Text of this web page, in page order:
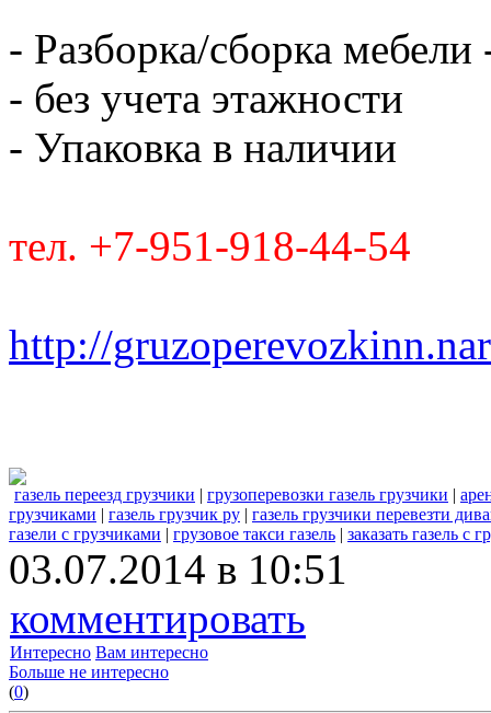
- Разборка/сборка мебели
- без учета этажности
- Упаковка в наличии
тел. +7-951-918-44-54
http://
газель переезд грузчики | грузоперевозки газель грузчики |
грузчиками | газель грузчик ру | газель грузчики перевезти
газели с грузчиками | грузовое такси газель | заказать газель с
03.07.2014 в 10:51
комментировать
Интересно Вам интересно
Больше не интересно
(0)